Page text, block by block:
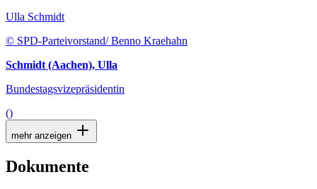
Ulla Schmidt
© SPD-Parteivorstand/ Benno Kraehahn
Schmidt (Aachen), Ulla
Bundestagsvizepräsidentin
()
mehr anzeigen
Dokumente